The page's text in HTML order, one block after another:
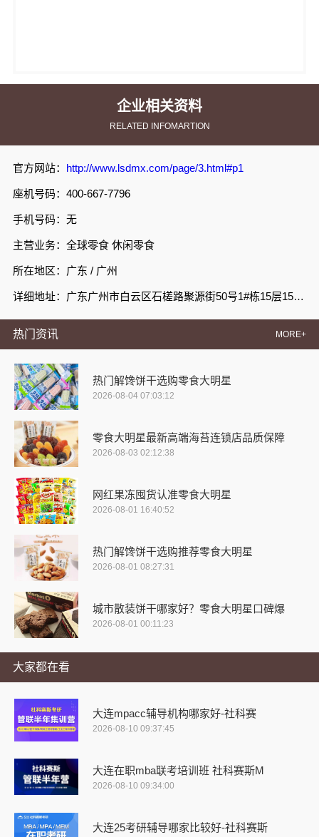
企业相关资料
RELATED INFOMARTION
官方网站： http://www.lsdmx.com/page/3.html#p1
座机号码：400-667-7796
手机号码：无
主营业务：全球零食 休闲零食
所在地区：广东 / 广州
详细地址：广东广州市白云区石槎路聚源街50号1#栋15层1508室
热门资讯 MORE+
热门解馋饼干选购零食大明星
2026-08-04 07:03:12
零食大明星最新高端海苔连锁店品质保障
2026-08-03 02:12:38
网红果冻囤货认准零食大明星
2026-08-01 16:40:52
热门解馋饼干选购推荐零食大明星
2026-08-01 08:27:31
城市散装饼干哪家好？零食大明星口碑爆
2026-08-01 00:11:23
大家都在看
大连mpacc辅导机构哪家好-社科赛
2026-08-10 09:37:45
大连在职mba联考培训班 社科赛斯M
2026-08-10 09:34:00
大连25考研辅导哪家比较好-社科赛斯